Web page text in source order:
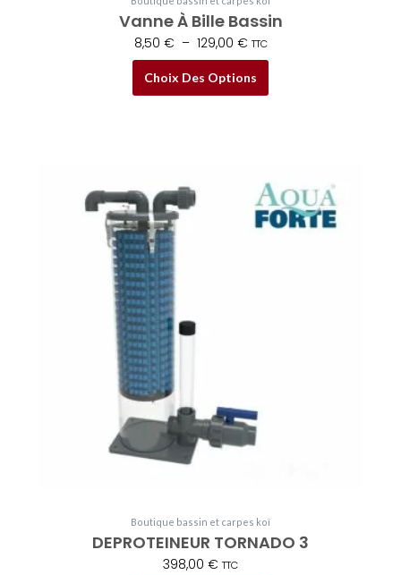
Vanne À Bille Bassin
8,50 € – 129,00 € TTC
Choix Des Options
Boutique bassin et carpes koï
DEPROTEINEUR TORNADO 3
398,00 € TTC